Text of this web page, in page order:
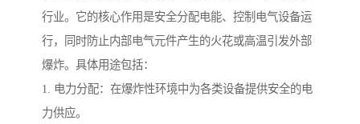
行业。它的核心作用是安全分配电能、控制电气设备运
行，同时防止内部电气元件产生的火花或高温引发外部
爆炸。具体用途包括：
1. 电力分配：在爆炸性环境中为各类设备提供安全的电
力供应。